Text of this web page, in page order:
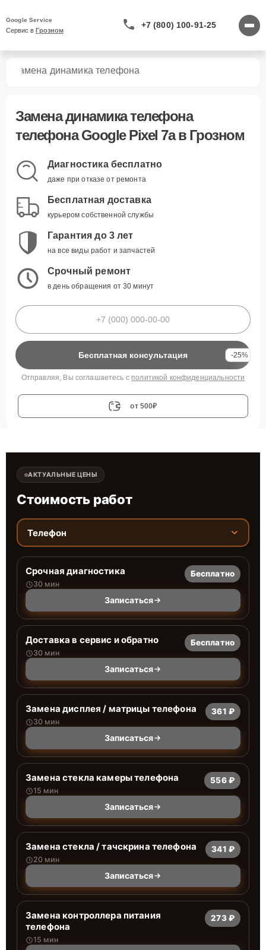
Google Service
Сервис в Грозном
+7 (800) 100-91-25
Замена динамика телефона
Замена динамика телефона
телефона Google Pixel 7a в Грозном
Диагностика бесплатно
даже при отказе от ремонта
Бесплатная доставка
курьером собственной службы
Гарантия до 3 лет
на все виды работ и запчастей
Срочный ремонт
в день обращения от 30 минут
Бесплатная консультация -25%
Отправляя, Вы соглашаетесь с политикой конфиденциальности
от 500₽
АКТУАЛЬНЫЕ ЦЕНЫ
Стоимость работ
Телефон
Срочная диагностика
30 мин
Бесплатно
Записаться
Доставка в сервис и обратно
30 мин
Бесплатно
Записаться
Замена дисплея / матрицы телефона
30 мин
361 ₽
Записаться
Замена стекла камеры телефона
15 мин
556 ₽
Записаться
Замена стекла / тачскрина телефона
20 мин
341 ₽
Записаться
Замена контроллера питания
телефона
15 мин
273 ₽